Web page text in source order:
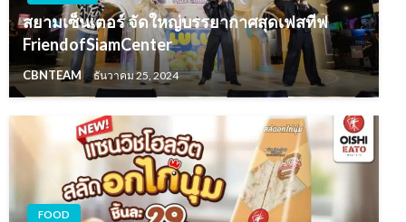
สยามเซ็นเตอร์ จัดใหญ่บรรยากาศสุดเฟสทีฟ
FriendofSiamCenter
CBNTEAM ธันวาคม 25, 2024
FOOD